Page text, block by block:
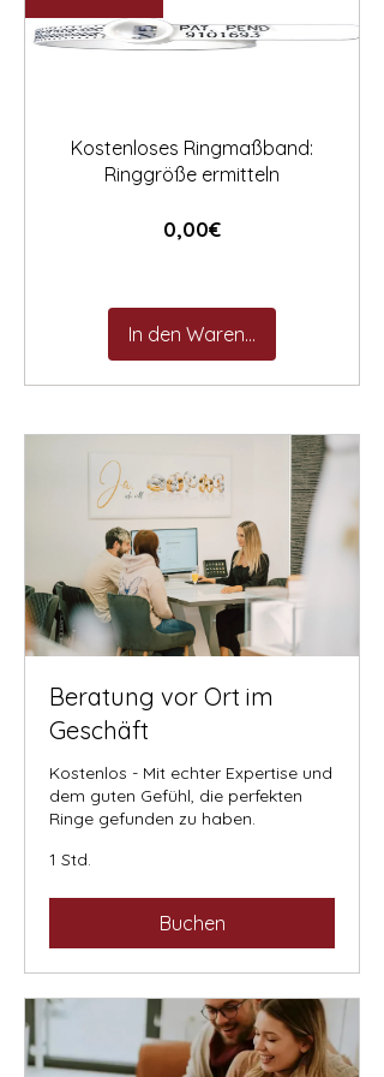
Kostenloses Ringmaßband:
Ringgröße ermitteln
0,00€Preis
In den Warenkorb
Beratung vor Ort im
Geschäft
Kostenlos - Mit echter Expertise und
dem guten Gefühl, die perfekten
Ringe gefunden zu haben.
1 Std.
Buchen